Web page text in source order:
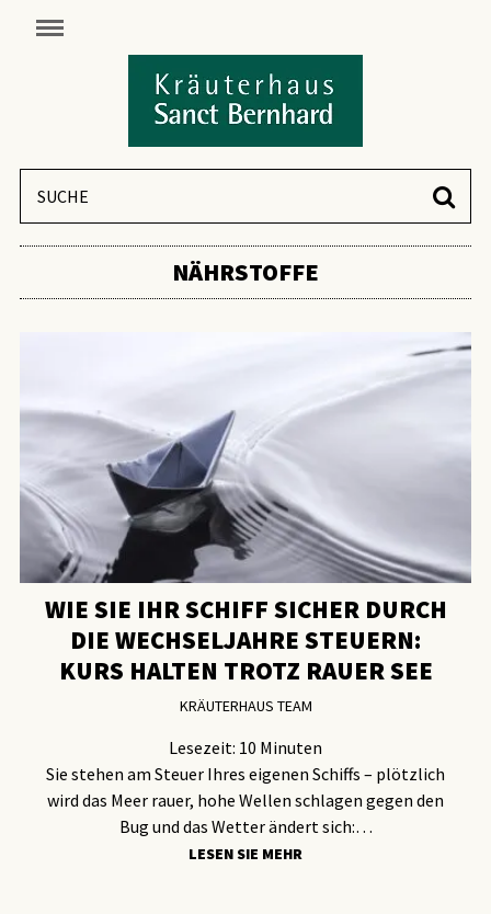
NÄHRSTOFFE
WIE SIE IHR SCHIFF SICHER DURCH
DIE WECHSELJAHRE STEUERN:
KURS HALTEN TROTZ RAUER SEE
KRÄUTERHAUS TEAM
Lesezeit: 10 Minuten
Sie stehen am Steuer Ihres eigenen Schiffs – plötzlich
wird das Meer rauer, hohe Wellen schlagen gegen den
Bug und das Wetter ändert sich:…
LESEN SIE MEHR